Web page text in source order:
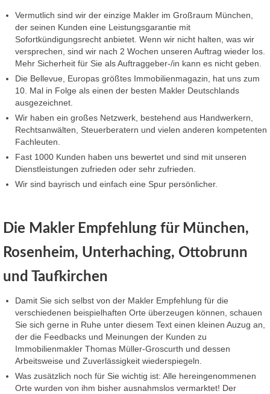
Vermutlich sind wir der einzige Makler im Großraum München,
der seinen Kunden eine Leistungsgarantie mit
Sofortkündigungsrecht anbietet. Wenn wir nicht halten, was wir
versprechen, sind wir nach 2 Wochen unseren Auftrag wieder los.
Mehr Sicherheit für Sie als Auftraggeber-/in kann es nicht geben.
Die Bellevue, Europas größtes Immobilienmagazin, hat uns zum
10. Mal in Folge als einen der besten Makler Deutschlands
ausgezeichnet.
Wir haben ein großes Netzwerk, bestehend aus Handwerkern,
Rechtsanwälten, Steuerberatern und vielen anderen kompetenten
Fachleuten.
Fast 1000 Kunden haben uns bewertet und sind mit unseren
Dienstleistungen zufrieden oder sehr zufrieden.
Wir sind bayrisch und einfach eine Spur persönlicher.
Die Makler Empfehlung für München,
Rosenheim, Unterhaching, Ottobrunn
und Taufkirchen
Damit Sie sich selbst von der Makler Empfehlung für die
verschiedenen beispielhaften Orte überzeugen können, schauen
Sie sich gerne in Ruhe unter diesem Text einen kleinen Auzug an,
der die Feedbacks und Meinungen der Kunden zu
Immobilienmakler Thomas Müller-Groscurth und dessen
Arbeitsweise und Zuverlässigkeit wiederspiegeln.
Was zusätzlich noch für Sie wichtig ist: Alle hereingenommenen
Orte wurden von ihm bisher ausnahmslos vermarktet! Der